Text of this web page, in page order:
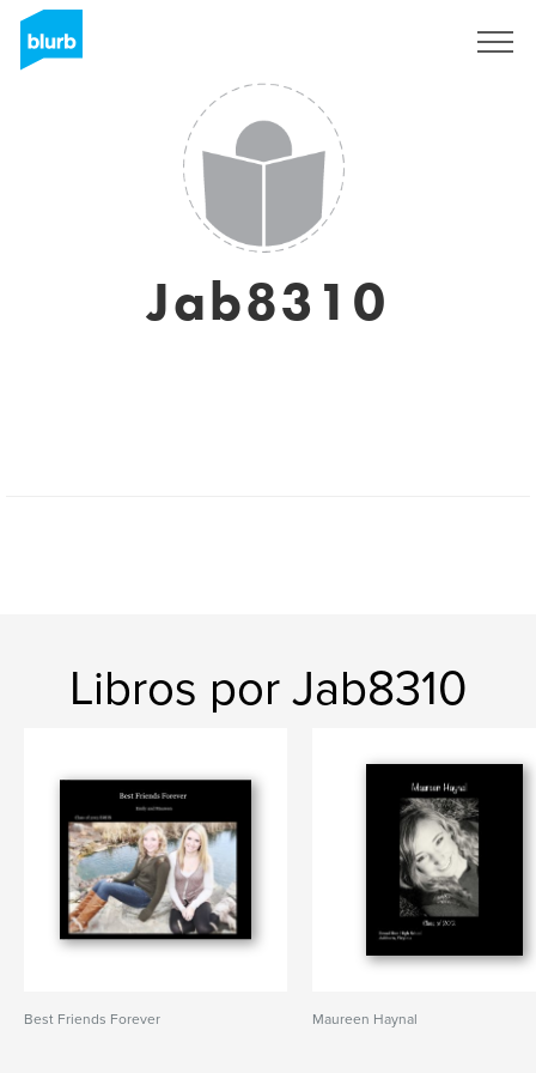
Jab8310
Libros por Jab8310
Best Friends Forever Maureen Haynal